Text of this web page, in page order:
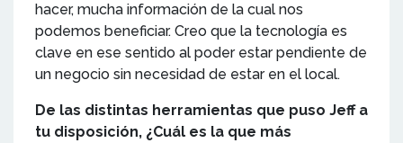
hacer, mucha información de la cual nos
podemos beneficiar. Creo que la tecnología es
clave en ese sentido al poder estar pendiente de
un negocio sin necesidad de estar en el local.
De las distintas herramientas que puso Jeff a
tu disposición, ¿Cuál es la que más